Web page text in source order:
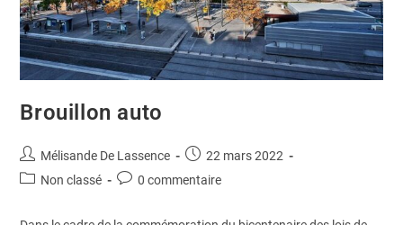
Brouillon auto
Mélisande De Lassence
22 mars 2022
Non classé
0 commentaire